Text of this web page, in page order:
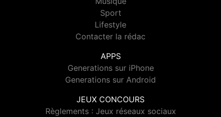
Sport
Lifestyle
Contacter la rédac
APPS
Generations sur iPhone
Generations sur Android
JEUX CONCOURS
Règlements : Jeux réseaux sociaux